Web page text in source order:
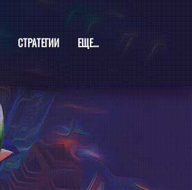
СТРАТЕГИИ ЕЩЕ...